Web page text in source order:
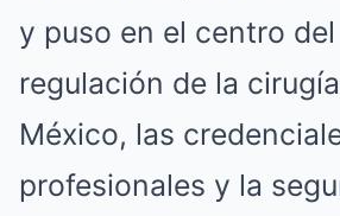
y puso en el centro
regulación de la
México, las
profesionales y la